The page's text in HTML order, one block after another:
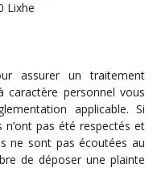
Lixhe
assurer un traitement
caractère personnel vous
applicable. Si
pas été respectés et
ne sont pas écoutées au
de déposer une plainte